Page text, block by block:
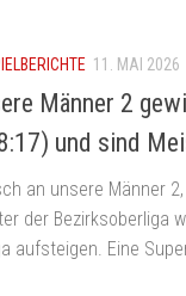
11. MAI 2026
Männer 2
und sind
an unsere Männer
der Bezirksoberliga
aufsteigen. Eine